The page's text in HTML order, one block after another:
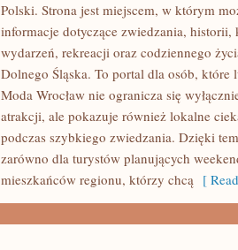
Polski. Strona jest miejscem, w którym
informacje dotyczące zwiedzania,
wydarzeń, rekreacji oraz codziennego
Dolnego Śląska. To portal dla osób, które
Moda Wrocław nie ogranicza się
atrakcji, ale pokazuje również lokalne
podczas szybkiego zwiedzania. Dzięki
zarówno dla turystów planujących
mieszkańców regionu, którzy chcą [